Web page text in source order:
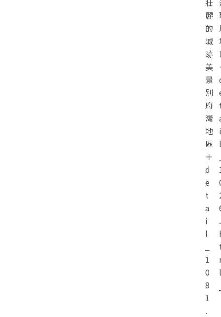
麗
的
城
跡
美
景
別
府
灣
地
區
＋
d
e
t
a
i
l
1
0
8
1
.
i
l
.
l